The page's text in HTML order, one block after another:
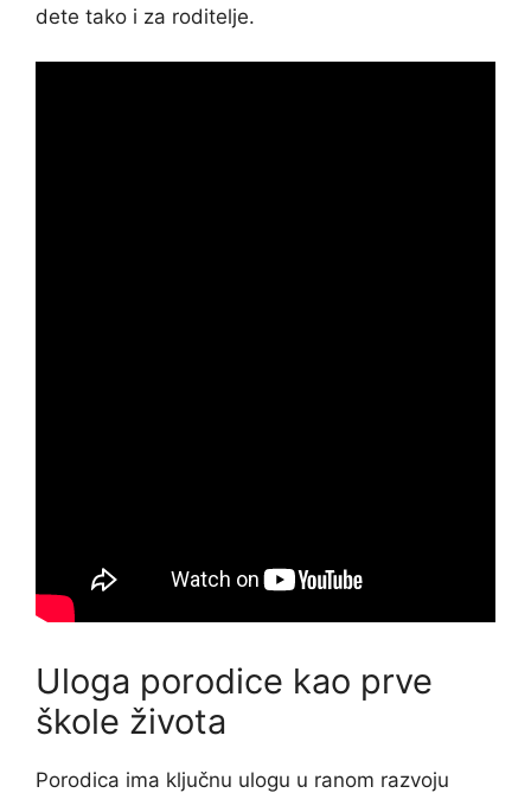
dete tako i za roditelje.
Uloga porodice kao prve
škole života
Porodica ima ključnu ulogu u ranom razvoju